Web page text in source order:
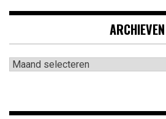
ARCHIEVEN
Archieven